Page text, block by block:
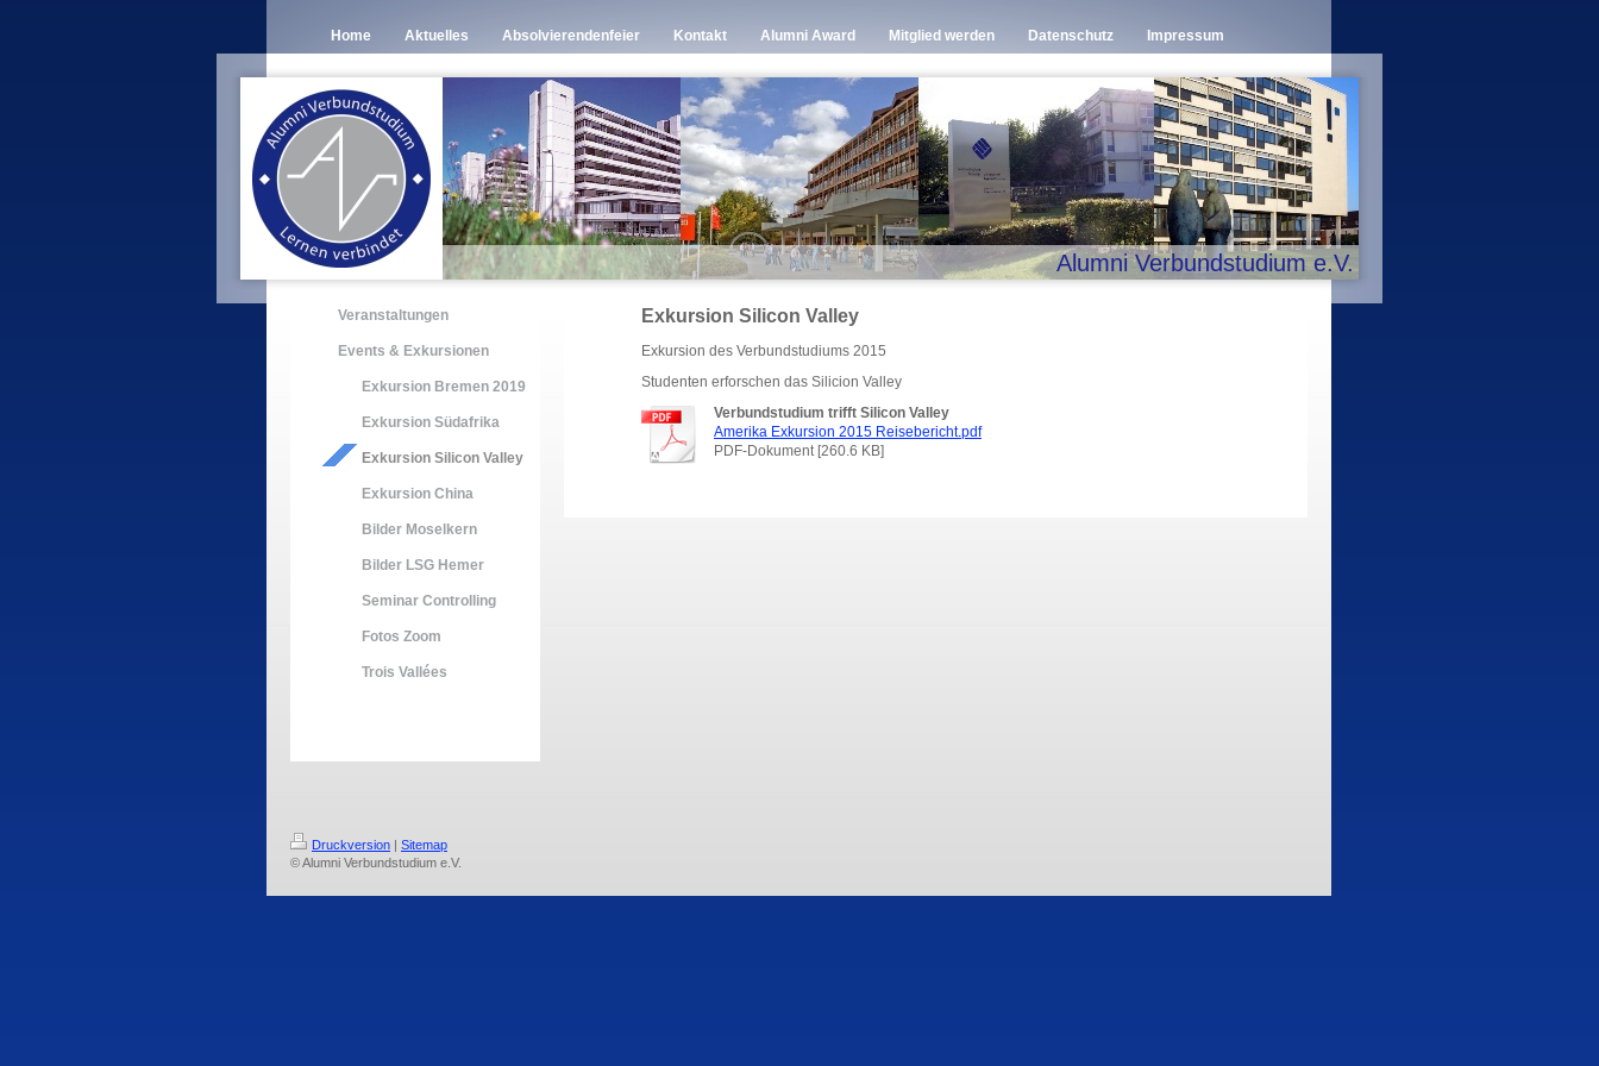
Home Aktuelles Absolvierendenfeier Kontakt Alumni Award Mitglied werden Datenschutz Impressum
Alumni Verbundstudium e.V.
Veranstaltungen
Events & Exkursionen
Exkursion Bremen 2019
Exkursion Südafrika
Exkursion Silicon Valley
Exkursion China
Bilder Moselkern
Bilder LSG Hemer
Seminar Controlling
Fotos Zoom
Trois Vallées
Exkursion Silicon Valley
Exkursion des Verbundstudiums 2015
Studenten erforschen das Silicion Valley
Verbundstudium trifft Silicon Valley
Amerika Exkursion 2015 Reisebericht.pdf
PDF-Dokument [260.6 KB]
Druckversion | Sitemap
© Alumni Verbundstudium e.V.